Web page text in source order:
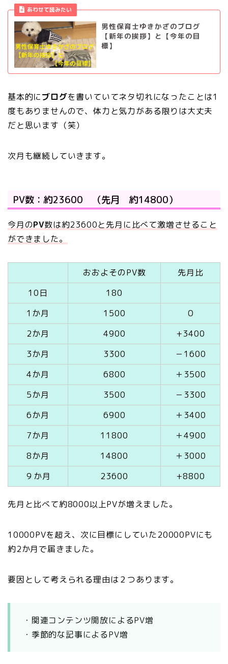
あわせて読みたい
男性保育士ゆきかざのブログ
【新年の挨拶】と【今年の目
標】
基本的にブログを書いていてネタ切れになったことは1
度もありませんので、体力と気力がある限りは大丈夫
だと思います（笑）
次月も継続していきます。
PV数：約23600 （先月 約14800）
今月のPV数は約23600と先月に比べて激増させること
ができました。
おおよそのPV数
先月比
10日
180
1か月
1500
０
2か月
4900
+3400
3か月
3300
－1600
4か月
6800
＋3500
5か月
3500
－3300
6か月
6900
＋3400
7か月
11800
＋4900
8か月
14800
＋3000
９か月
23600 +8800
先月と比べて約8000以上PVが増えました。
10000PVを超え、次に目標にしていた20000PVにも
約2か月で届きました。
要因として考えられる理由は２つあります。
・関連コンテンツ開放によるPV増
・季節的な記事によるPV増